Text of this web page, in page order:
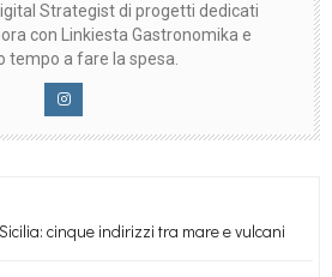
Strategist di progetti dedicati
con Linkiesta Gastronomika e
tempo a fare la spesa.
cinque indirizzi tra mare e vulcani